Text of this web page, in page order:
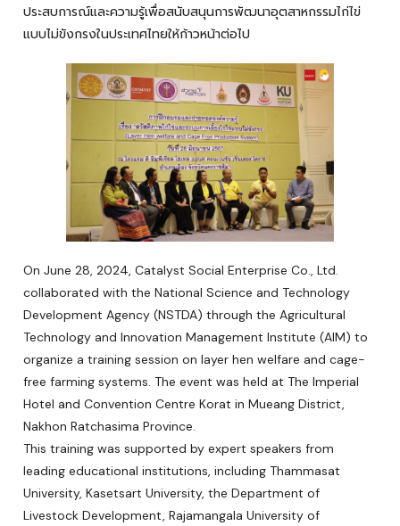
ประสบการณ์และความรู้เพื่อสนับสนุนการพัฒนาอุตสาหกรรมไก่ไข่
แบบไม่ขังกรงในประเทศไทยให้ก้าวหน้าต่อไป
On June 28, 2024, Catalyst Social Enterprise Co., Ltd.
collaborated with the National Science and Technology
Development Agency (NSTDA) through the Agricultural
Technology and Innovation Management Institute (AIM) to
organize a training session on layer hen welfare and cage-
free farming systems. The event was held at The Imperial
Hotel and Convention Centre Korat in Mueang District,
Nakhon Ratchasima Province.
This training was supported by expert speakers from
leading educational institutions, including Thammasat
University, Kasetsart University, the Department of
Livestock Development, Rajamangala University of